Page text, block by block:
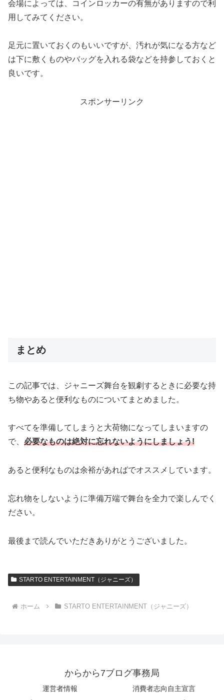
会場によっては、コインロッカーの有無がありますので利
用してみてください。
足元に置いておくのもいいですが、汚れが気になる方など
は下に敷くものやバッグを入れる袋などを持参しておくと
良いです。
スポンサーリンク
まとめ
この記事では、ジャニーズ舞台を観劇するときに必要な持
ち物やあると便利なものについてまとめました。
すべてを準備してしまうと大荷物になってしまいますの
で、 必要なものは絶対に忘れないようにしましょう!
あると便利なものは余裕があればでオススメしています。
忘れ物をしないように準備万端で舞台を全力で楽しんでく
ださい。
最後まで読んでいただきありがとうございました。
STARTO ENTERTAINMENT（ジャニーズ）
ホーム STARTO ENTERTAINMENT（ジャニーズ）
からから7ブログ事務局
運営者情報
消費者志向自主宣言